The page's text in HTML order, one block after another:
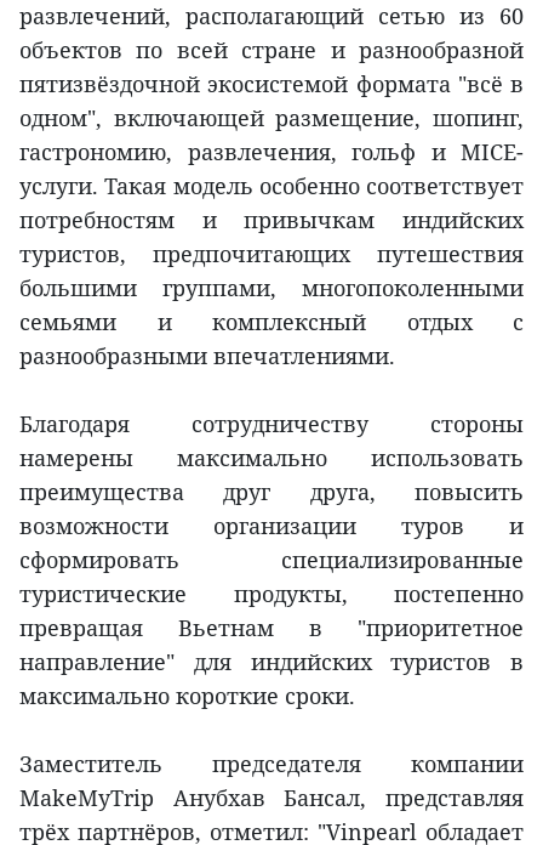
развлечений, располагающий сетью из 60
объектов по всей стране и разнообразной
пятизвёздочной экосистемой формата "всё в
одном", включающей размещение, шопинг,
гастрономию, развлечения, гольф и MICE-
услуги. Такая модель особенно соответствует
потребностям и привычкам индийских
туристов, предпочитающих путешествия
большими группами, многопоколенными
семьями и комплексный отдых с
разнообразными впечатлениями.
Благодаря сотрудничеству стороны
намерены максимально использовать
преимущества друг друга, повысить
возможности организации туров и
сформировать специализированные
туристические продукты, постепенно
превращая Вьетнам в "приоритетное
направление" для индийских туристов в
максимально короткие сроки.
Заместитель председателя компании
MakeMyTrip Анубхав Бансал, представляя
трёх партнёров, отметил: "Vinpearl обладает